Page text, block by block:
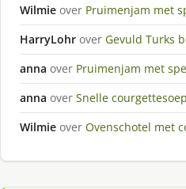
Wilmie over Pruimenjam met
HarryLohr over Gevuld Turks
anna over Pruimenjam met
anna over Snelle
Wilmie over Ovenschotel met